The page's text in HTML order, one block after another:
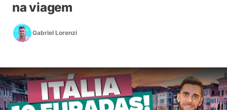
na viagem
Gabriel Lorenzi